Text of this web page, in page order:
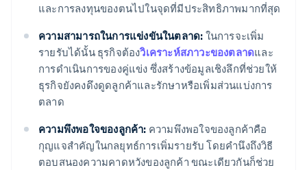
และการลงทุนของตนไปในจุดที่มีประสิทธิภาพมากที่สุด
ความสามารถในการแข่งขันในตลาด: ในการจะเพิ่ม
รายรับได้นั้น ธุรกิจต้องวิเคราะห์สภาวะของตลาดและ
การดําเนินการของคู่แข่ง ซึ่งสร้างข้อมูลเชิงลึกที่ช่วยให้
ธุรกิจยังคงดึงดูดลูกค้าและรักษาหรือเพิ่มส่วนแบ่งการ
ตลาด
ความพึงพอใจของลูกค้า: ความพึงพอใจของลูกค้าคือ
กุญแจสําคัญในกลยุทธ์การเพิ่มรายรับ โดยคํานึงถึงวิธี
ตอบสนองความคาดหวังของลูกค้า ขณะเดียวกันก็ช่วย